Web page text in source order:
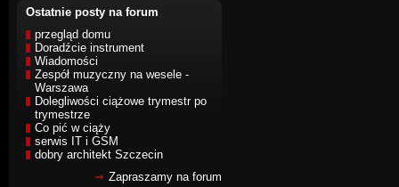
Ostatnie posty na forum
przegląd domu
Doradźcie instrument
Wiadomości
Zespół muzyczny na wesele -
Warszawa
Dolegliwości ciążowe trymestr po
trymestrze
Co pić w ciąży
serwis IT i GSM
dobry architekt Szczecin
Zapraszamy na forum